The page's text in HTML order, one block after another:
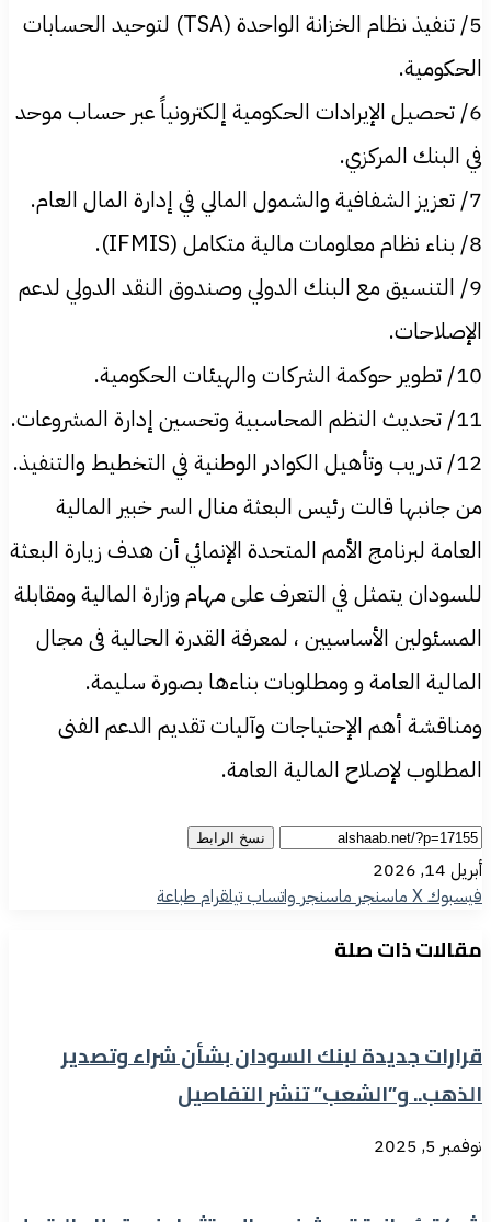
5/ تنفيذ نظام الخزانة الواحدة (TSA) لتوحيد الحسابات
الحكومية.
6/ تحصيل الإيرادات الحكومية إلكترونياً عبر حساب موحد
في البنك المركزي.
7/ تعزيز الشفافية والشمول المالي في إدارة المال العام.
8/ بناء نظام معلومات مالية متكامل (IFMIS).
9/ التنسيق مع البنك الدولي وصندوق النقد الدولي لدعم
الإصلاحات.
10/ تطوير حوكمة الشركات والهيئات الحكومية.
11/ تحديث النظم المحاسبية وتحسين إدارة المشروعات.
12/ تدريب وتأهيل الكوادر الوطنية في التخطيط والتنفيذ.
من جانبها قالت رئيس البعثة منال السر خبير المالية
العامة لبرنامج الأمم المتحدة الإنمائي أن هدف زيارة البعثة
للسودان يتمثل في التعرف على مهام وزارة المالية ومقابلة
المسئولين الأساسيين ، لمعرفة القدرة الحالية فى مجال
المالية العامة و ومطلوبات بناءها بصورة سليمة.
ومناقشة أهم الإحتياجات وآليات تقديم الدعم الفنى
المطلوب لإصلاح المالية العامة.
نسخ الرابط
أبريل 14, 2026
فيسبوك‫Xماسنجر ماسنجر واتسابتيلقرامطباعة
مقالات ذات صلة
قرارات جديدة لبنك السودان بشأن شراء وتصدير
الذهب.. و”الشعب” تنشر التفاصيل
نوفمبر 5, 2025